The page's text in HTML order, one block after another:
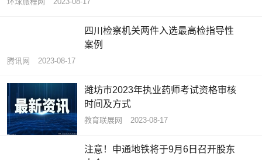
四川检察机关两件入选最高检指导性
案例
腾讯网 2023-08-17
潍坊市2023年执业药师考试资格审核
时间及方式
教育联展网 2023-08-17
注意！申通地铁将于9月6日召开股东